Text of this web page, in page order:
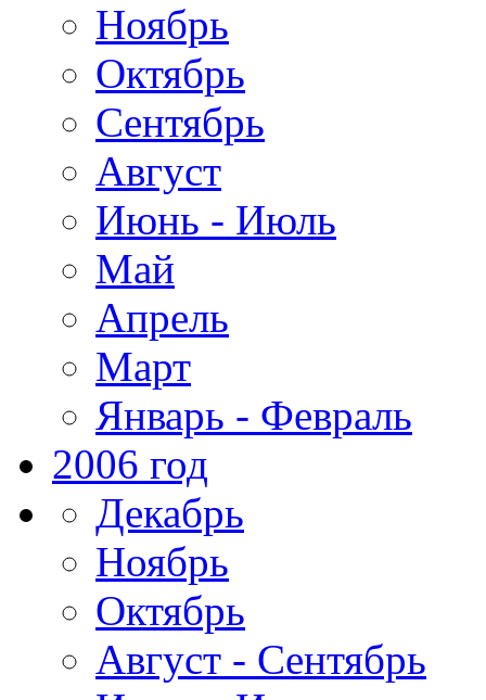
Ноябрь
Октябрь
Сентябрь
Август
Июнь - Июль
Май
Апрель
Март
Январь - Февраль
2006 год
Декабрь
Ноябрь
Октябрь
Август - Сентябрь